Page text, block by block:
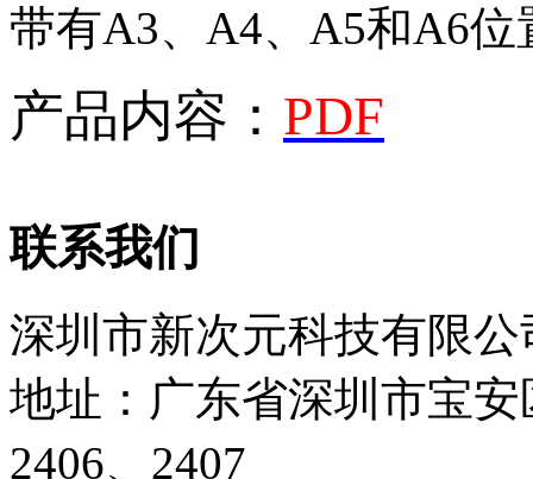
带有A3、A4、A5和A6位
产品内容： PDF
联系我们
深圳市新次元科技有限公
地址：广东省深圳市宝
2406、2407